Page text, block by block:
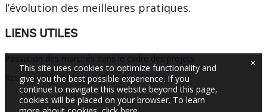
l’évolution des meilleures pratiques.
LIENS UTILES
Passation des marchés dans le cadre des projets
Ressources pour la passation des marchés
This site uses cookies to optimize functionality and
give you the best possible experience. If you
continue to navigate this website beyond this page,
cookies will be placed on your browser. To learn
×